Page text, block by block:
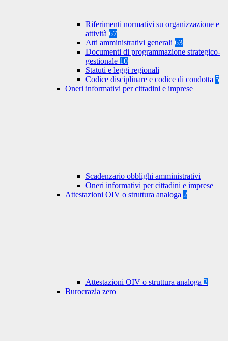
Riferimenti normativi su organizzazione e
attività 67
Atti amministrativi generali 63
Documenti di programmazione strategico-
gestionale 10
Statuti e leggi regionali
Codice disciplinare e codice di condotta 5
Oneri informativi per cittadini e imprese
Scadenzario obblighi amministrativi
Oneri informativi per cittadini e imprese
Attestazioni OIV o struttura analoga 2
Attestazioni OIV o struttura analoga 2
Burocrazia zero